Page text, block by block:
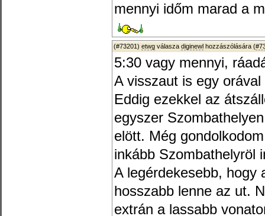
mennyi időm marad a
(#73201) etwg válasza diginewl hozzászólására (
5:30 vagy mennyi,
A visszaut is egy
Eddig ezekkel az
egyszer
elött. Még
inkább Szombathelyröl
A legérdekesebb, hogy
hosszabb lenne az ut.
extrán a lassabb